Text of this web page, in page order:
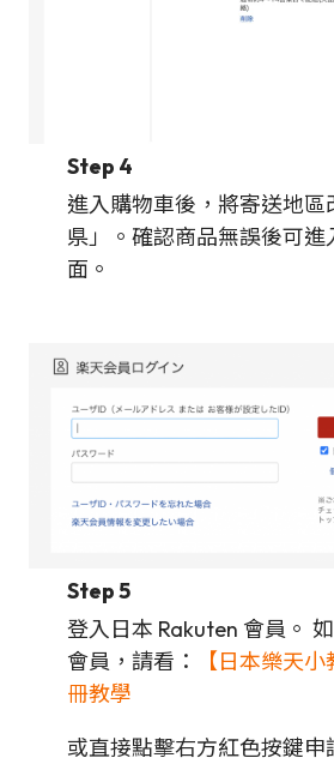
Step 4
進入購物車後，將寄送地區
県」。確認商品無誤後可進
面。
Step 5
登入日本 Rakuten 會員。
會員，請看：
【日本樂天
冊教學
或直接點擊右方紅色按鍵申